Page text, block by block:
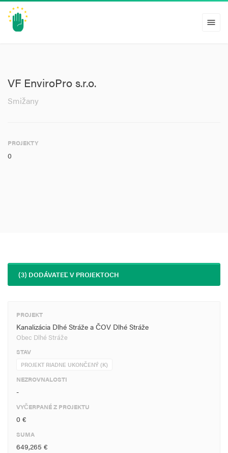
menu
VF EnviroPro s.r.o.
Smižany
PROJEKTY
0
(3) DODÁVATEĽ V PROJEKTOCH
PROJEKT
Kanalizácia Dlhé Stráže a ČOV Dlhé Stráže
Obec Dlhé Stráže
STAV
PROJEKT RIADNE UKONČENÝ (K)
NEZROVNALOSTI
-
VYČERPANÉ Z PROJEKTU
0 €
SUMA
649,265 €